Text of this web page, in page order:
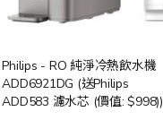
Philips - RO 純淨冷熱飲水機
ADD6921DG (送Philips
ADD583 濾水芯 (價值: $998))